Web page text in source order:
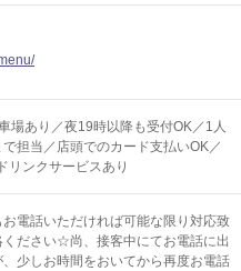
場あり／夜19時以降も受付OK／1人
担当／店頭でのカード支払いOK／
リンクサービスあり
電話いただければ可能な限り対応致
ください☆尚、接客中にてお電話に出
少しお時間をおいてから再度お電話